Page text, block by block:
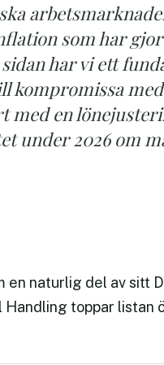
som har
har vi ett
kompromissa
med en
under 2026 om
naturlig del av sitt
toppar listan